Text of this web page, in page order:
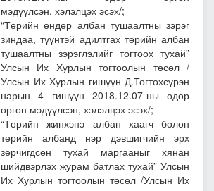
мэдүүлсэн, хэлэлцэх эсэх/;
“Төрийн өндөр албан тушаалтны зэрэг
зиндаа, түүнтэй адилтгах төрийн албан
тушаалтны зэрэглэлийг тогтоох тухай”
Улсын Их Хурлын тогтоолын төсөл/
Улсын Их Хурлын гишүүн Д.Тогтохсүрэн
нарын 4 гишүүн 2018.12.07-ны өдөр
өргөн мэдүүлсэн, хэлэлцэх эсэх/;
“Төрийн жинхэнэ албан хаагч болон
төрийн албанд нэр дэвшигчийн эрх
зөрчигдсөн тухай маргааныг хянан
шийдвэрлэх журам батлах тухай” Улсын
Их Хурлын тогтоолын төсөл /Улсын Их